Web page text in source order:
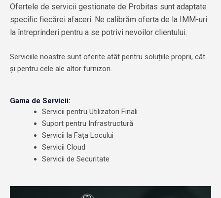
Ofertele de servicii gestionate de Probitas sunt adaptate
specific fiecărei afaceri. Ne calibrăm oferta de la IMM-uri
la întreprinderi pentru a se potrivi nevoilor clientului.
Serviciile noastre sunt oferite atât pentru soluțiile proprii, cât
și pentru cele ale altor furnizori.
Gama de Servicii:
Servicii pentru Utilizatori Finali
Suport pentru Infrastructură
Servicii la Fața Locului
Servicii Cloud
Servicii de Securitate